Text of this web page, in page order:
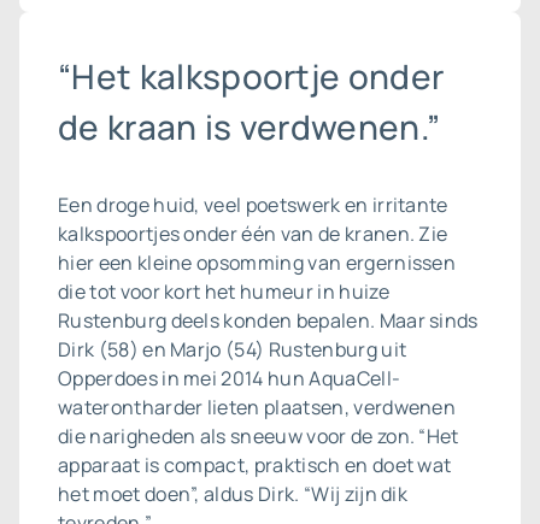
“Het kalkspoortje onder
de kraan is verdwenen.”
Een droge huid, veel poetswerk en irritante
kalkspoortjes onder één van de kranen. Zie
hier een kleine opsomming van ergernissen
die tot voor kort het humeur in huize
Rustenburg deels konden bepalen. Maar sinds
Dirk (58) en Marjo (54) Rustenburg uit
Opperdoes in mei 2014 hun AquaCell-
waterontharder lieten plaatsen, verdwenen
die narigheden als sneeuw voor de zon. “Het
apparaat is compact, praktisch en doet wat
het moet doen”, aldus Dirk. “Wij zijn dik